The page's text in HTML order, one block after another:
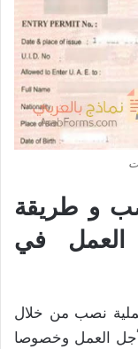
و طريقة
في
نصب من خلال
العمل وخصوصا